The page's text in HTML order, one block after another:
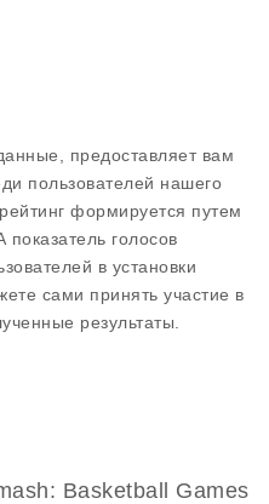
предоставляет вам
пользователей нашего
формируется путем
голосов
в установки
сами принять участие в
результаты.
Basketball Games